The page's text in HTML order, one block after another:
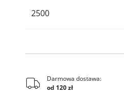
2500
Darmowa dostawa:
od 120 zł